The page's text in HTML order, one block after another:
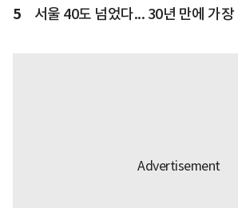
5 서울 40도 넘었다... 30년 만에 가